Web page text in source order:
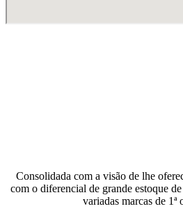
Consolidada com a visão de lhe
com o diferencial de grande estoque
variadas marcas de 1ª